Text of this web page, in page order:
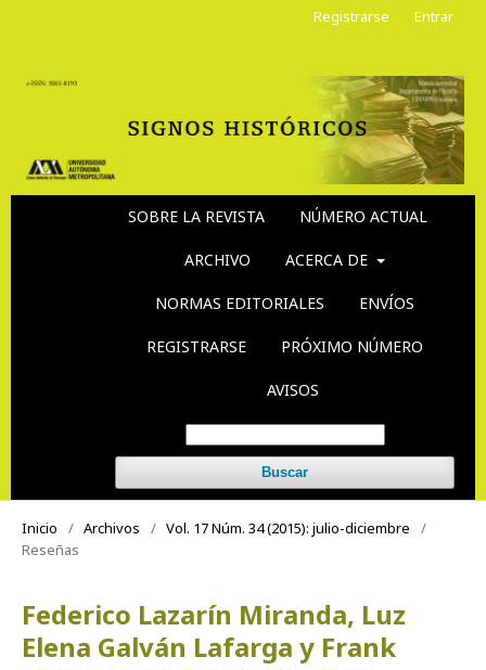
SOBRE LA REVISTA NÚMERO ACTUAL
ARCHIVO ACERCA DE
NORMAS EDITORIALES ENVÍOS
REGISTRARSE PRÓXIMO NÚMERO
AVISOS
Buscar
Registrarse Entrar
Inicio / Archivos / Vol. 17 Núm. 34 (2015): julio-diciembre
/
Reseñas
Federico Lazarín Miranda, Luz
Elena Galván Lafarga y Frank